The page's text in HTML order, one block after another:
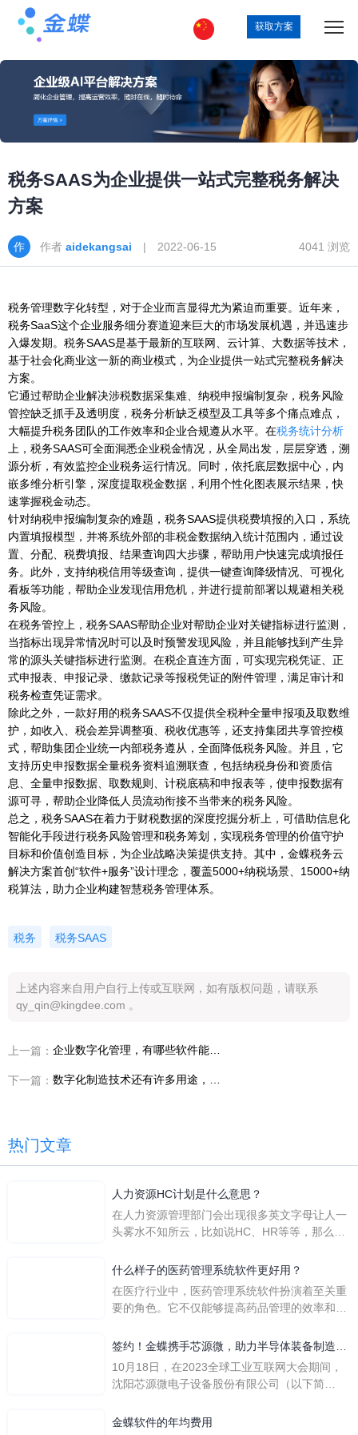
获取方案
税务SAAS为企业提供一站式完整税务解决
方案
作者 aidekangsai | 2022-06-15 4041 浏览
税务管理数字化转型，对于企业而言显得尤为紧迫而重要。近年来，
税务SaaS这个企业服务细分赛道迎来巨大的市场发展机遇，并迅速步
入爆发期。税务SAAS是基于最新的互联网、云计算、大数据等技术，
基于社会化商业这一新的商业模式，为企业提供一站式完整税务解决
方案。
它通过帮助企业解决涉税数据采集难、纳税申报编制复杂，税务风险
管控缺乏抓手及透明度，税务分析缺乏模型及工具等多个痛点难点，
大幅提升税务团队的工作效率和企业合规遵从水平。在税务统计分析
上，税务SAAS可全面洞悉企业税金情况，从全局出发，层层穿透，溯
源分析，有效监控企业税务运行情况。同时，依托底层数据中心，内
嵌多维分析引擎，深度提取税金数据，利用个性化图表展示结果，快
速掌握税金动态。
针对纳税申报编制复杂的难题，税务SAAS提供税费填报的入口，系统
内置填报模型，并将系统外部的非税金数据纳入统计范围内，通过设
置、分配、税费填报、结果查询四大步骤，帮助用户快速完成填报任
务。此外，支持纳税信用等级查询，提供一键查询降级情况、可视化
看板等功能，帮助企业发现信用危机，并进行提前部署以规避相关税
务风险。
在税务管控上，税务SAAS帮助企业对帮助企业对关键指标进行监测，
当指标出现异常情况时可以及时预警发现风险，并且能够找到产生异
常的源头关键指标进行监测。在税企直连方面，可实现完税凭证、正
式申报表、申报记录、缴款记录等报税凭证的附件管理，满足审计和
税务检查凭证需求。
除此之外，一款好用的税务SAAS不仅提供全税种全量申报项及取数维
护，如收入、税会差异调整项、税收优惠等，还支持集团共享管控模
式，帮助集团企业统一内部税务遵从，全面降低税务风险。并且，它
支持历史申报数据全量税务资料追溯联查，包括纳税身份和资质信
息、全量申报数据、取数规则、计税底稿和申报表等，使申报数据有
源可寻，帮助企业降低人员流动衔接不当带来的税务风险。
总之，税务SAAS在着力于财税数据的深度挖掘分析上，可借助信息化
智能化手段进行税务风险管理和税务筹划，实现税务管理的价值守护
目标和价值创造目标，为企业战略决策提供支持。其中，金蝶税务云
解决方案首创“软件+服务”设计理念，覆盖5000+纳税场景、15000+纳
税算法，助力企业构建智慧税务管理体系。
税务 税务SAAS
上述内容来自用户自行上传或互联网，如有版权问题，请联系
qy_qin@kingdee.com 。
上一篇：
下一篇：
热门文章
人力资源HC计划是什么意思？
在人力资源管理部门会出现很多英文字母让人一
头雾水不知所云，比如说HC、HR等等，那么它
么呢？
什么样子的医药管理系统软件更好用？
在医疗行业中，医药管理系统软件扮演着至关重
要的角色。它不仅能够提高药品管理的效率和准
一个好用的医药管理系统软件应具备以下特点。
地进行操作。 复杂的
签约！金蝶携手芯源微，助力半导体装备制造领
先企业迈向世界
10月18日，在2023全球工业互联网大会期间，
沈阳芯源微电子设备股份有限公司（以下简
下简称“金蝶”）在辽宁沈阳签署战略合作协议。
金蝶软件的年均费用